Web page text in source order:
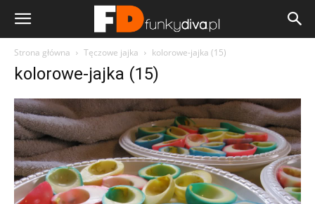
Strona główna Tęczowe jajka kolorowe-jajka (15)
kolorowe-jajka (15)